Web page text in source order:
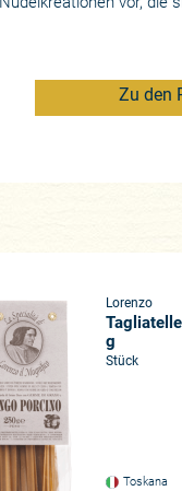
Zu den
Lorenzo
g
Stück
Toskana